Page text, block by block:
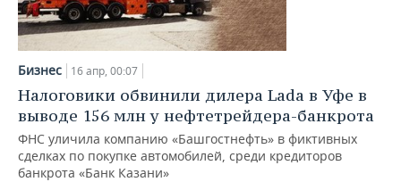
Бизнес 16 апр, 00:07
Налоговики обвинили дилера Lada в Уфе в
выводе 156 млн у нефтетрейдера-банкрота
ФНС уличила компанию «Башгостнефть» в фиктивных
сделках по покупке автомобилей, среди кредиторов
банкрота «Банк Казани»